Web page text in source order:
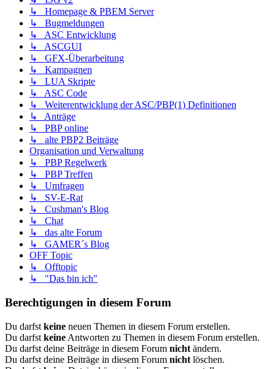
↳ Homepage & PBEM Server
↳ Bugmeldungen
↳ ASC Entwicklung
↳ ASCGUI
↳ GFX-Überarbeitung
↳ Kampagnen
↳ LUA Skripte
↳ ASC Code
↳ Weiterentwicklung der ASC/PBP(1) Definitionen
↳ Anträge
↳ PBP online
↳ alte PBP2 Beiträge
Organisation und Verwaltung
↳ PBP Regelwerk
↳ PBP Treffen
↳ Umfragen
↳ SV-E-Rat
↳ Cushman's Blog
↳ Chat
↳ das alte Forum
↳ GAMER´s Blog
OFF Topic
↳ Offtopic
↳ "Das bin ich"
Berechtigungen in diesem Forum
Du darfst keine neuen Themen in diesem Forum erstellen.
Du darfst keine Antworten zu Themen in diesem Forum erstellen.
Du darfst deine Beiträge in diesem Forum nicht ändern.
Du darfst deine Beiträge in diesem Forum nicht löschen.